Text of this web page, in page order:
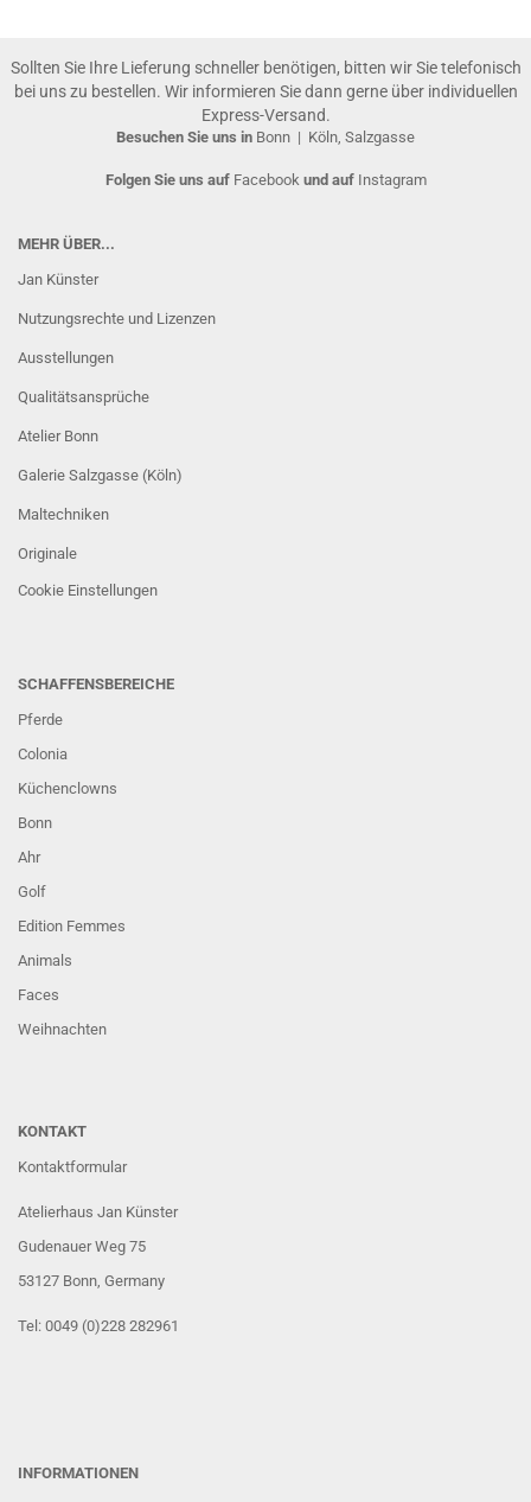
Sollten Sie Ihre Lieferung schneller benötigen, bitten wir Sie telefonisch
bei uns zu bestellen. Wir informieren Sie dann gerne über individuellen
Express-Versand.
Besuchen Sie uns in Bonn | Köln, Salzgasse
Folgen Sie uns auf Facebook und auf Instagram
MEHR ÜBER...
Jan Künster
Nutzungsrechte und Lizenzen
Ausstellungen
Qualitätsansprüche
Atelier Bonn
Galerie Salzgasse (Köln)
Maltechniken
Originale
Cookie Einstellungen
SCHAFFENSBEREICHE
Pferde
Colonia
Küchenclowns
Bonn
Ahr
Golf
Edition Femmes
Animals
Faces
Weihnachten
KONTAKT
Kontaktformular
Atelierhaus Jan Künster
Gudenauer Weg 75
53127 Bonn, Germany
Tel: 0049 (0)228 282961
INFORMATIONEN